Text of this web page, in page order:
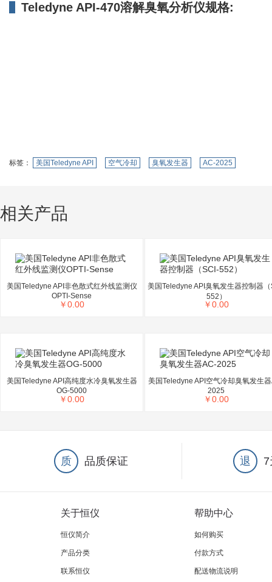
Teledyne API-470溶解臭氧分析仪规格:
标签： 美国Teledyne API 空气冷却 臭氧发生器 AC-2025
相关产品
美国Teledyne API非色散式红外线监测仪
OPTI-Sense
￥0.00
美国Teledyne API臭氧发生器控制器
552）
￥0.00
美国Teledyne API高纯度水冷臭氧发生器
OG-5000
￥0.00
美国Teledyne API空气冷却臭氧发生
2025
￥0.00
质 品质保证 退
关于恒仪
恒仪简介
产品分类
联系恒仪
帮助中心
如何购买
付款方式
配送物流说明